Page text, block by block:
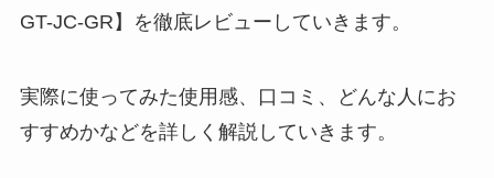
GT-JC-GR】を徹底レビューしていきます。
実際に使ってみた使用感、口コミ、どんな人にお
すすめかなどを詳しく解説していきます。